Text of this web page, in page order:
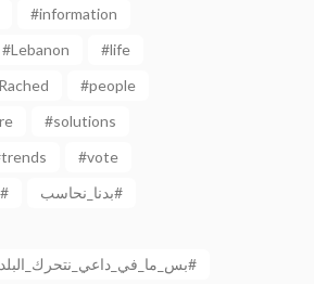
#information
#Lebanon
#life
#people
#solutions
#vote
الانذار_الاخير#
بدنا_نحاسب#
بس_ما_في_داعي_نتحرك_البلد_ماشي_وعاجقة_عفسوح#